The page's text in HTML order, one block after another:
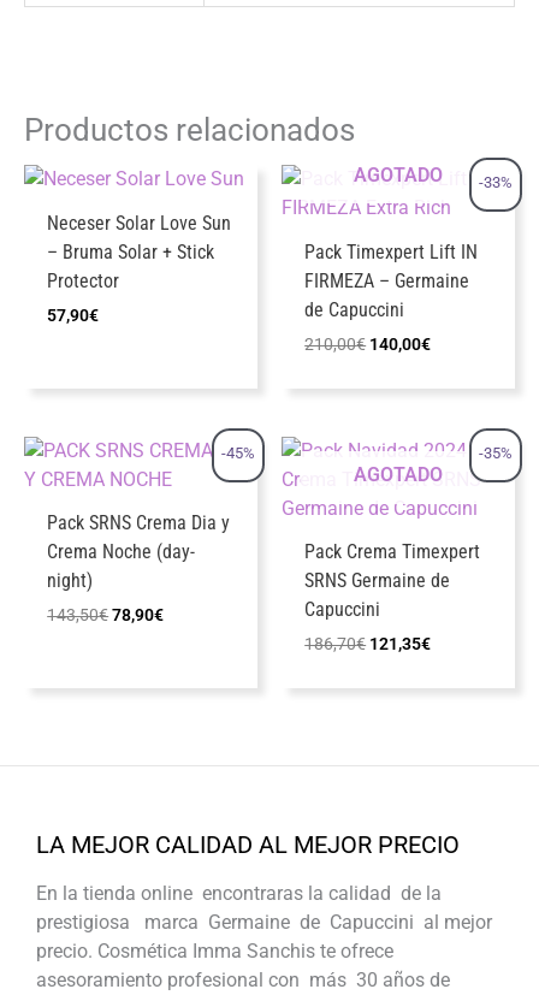
Productos relacionados
Neceser Solar Love Sun
– Bruma Solar + Stick
Protector
57,90€
-33%
AGOTADO
Pack Timexpert Lift IN
FIRMEZA – Germaine
de Capuccini
210,00€ El
original
140,00€El
actual
140,00€.
-45%
Pack SRNS Crema Dia y
Crema Noche (day-
night)
143,50€El
78,90€El
-35%
AGOTADO
Pack Crema Timexpert
SRNS Germaine de
Capuccini
186,70€ El
original
121,35€El
actual
LA MEJOR CALIDAD AL MEJOR PRECIO
En la tienda online encontraras la calidad de la
prestigiosa marca Germaine de Capuccini al mejor
precio. Cosmética Imma Sanchis te ofrece
asesoramiento profesional con más 30 años de